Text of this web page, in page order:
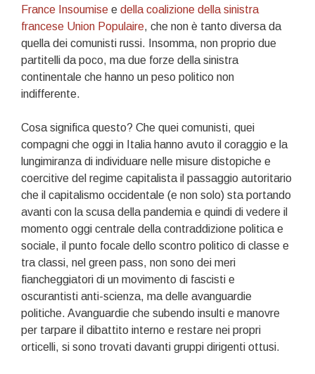
France Insoumise e della coalizione della sinistra
francese Union Populaire, che non è tanto diversa da
quella dei comunisti russi. Insomma, non proprio due
partitelli da poco, ma due forze della sinistra
continentale che hanno un peso politico non
indifferente.
Cosa significa questo? Che quei comunisti, quei
compagni che oggi in Italia hanno avuto il coraggio e la
lungimiranza di individuare nelle misure distopiche e
coercitive del regime capitalista il passaggio autoritario
che il capitalismo occidentale (e non solo) sta portando
avanti con la scusa della pandemia e quindi di vedere il
momento oggi centrale della contraddizione politica e
sociale, il punto focale dello scontro politico di classe e
tra classi, nel green pass, non sono dei meri
fiancheggiatori di un movimento di fascisti e
oscurantisti anti-scienza, ma delle avanguardie
politiche. Avanguardie che subendo insulti e manovre
per tarpare il dibattito interno e restare nei propri
orticelli, si sono trovati davanti gruppi dirigenti ottusi.